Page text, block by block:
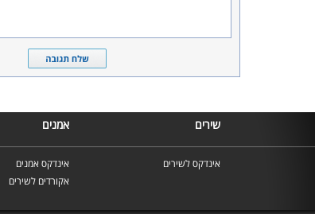
שירים אמנים
אינדקס לשירים
אינדקס אמנים
אקורדים לשירים